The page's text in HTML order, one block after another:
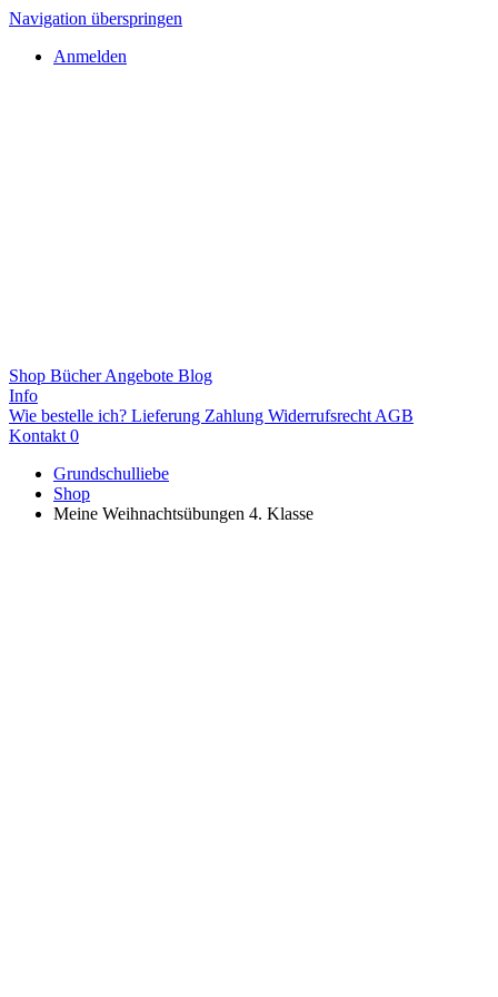
Navigation überspringen
Anmelden
Shop BücherAngebote Blog
Info
Wie bestelle ich? Lieferung Zahlung Widerrufsrecht AGB
Kontakt 0
Grundschulliebe
Shop
Meine Weihnachtsübungen 4. Klasse